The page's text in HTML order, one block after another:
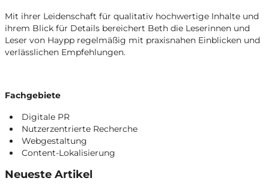
Mit ihrer Leidenschaft für qualitativ hochwertige Inhalte und
ihrem Blick für Details bereichert Beth die Leserinnen und
Leser von Haypp regelmäßig mit praxisnahen Einblicken und
verlässlichen Empfehlungen.
Fachgebiete
Digitale PR
Nutzerzentrierte Recherche
Webgestaltung
Content-Lokalisierung
Neueste Artikel